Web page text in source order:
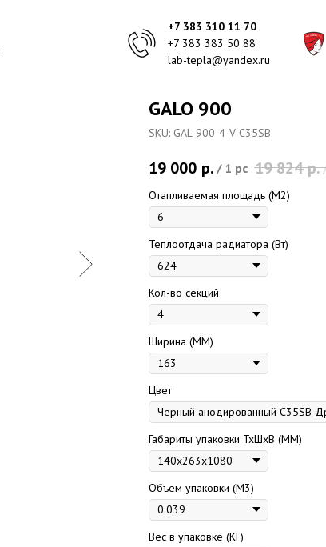
+7 383 310 11 70
+7 383 383 50 88
lab-tepla@yandex.ru
GALO 900
SKU: GAL-900-4-V-C35SB
19 000 р. / 1 pc 19 824 р.
Отапливаемая площадь (M2)
Теплоотдача радиатора (Вт)
Кол-во секций
Ширина (ММ)
Цвет
Габариты упаковки ТхШхВ (ММ)
Объем упаковки (М3)
Вес в упаковке (КГ)